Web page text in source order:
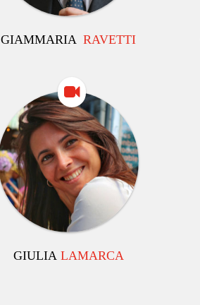
GIAMMARIA RAVETTI
GIULIA LAMARCA